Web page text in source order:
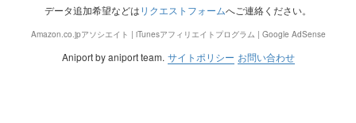
データ追加希望などはリクエストフォームへご連絡ください。
Amazon.co.jpアソシエイト | iTunesアフィリエイトプログラム | Google AdSense
Aniport by aniport team. サイトポリシー お問い合わせ